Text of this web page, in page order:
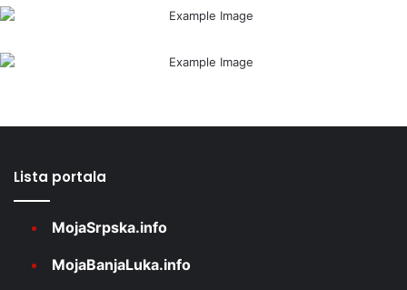
Lista portala
MojaSrpska.info
MojaBanjaLuka.info